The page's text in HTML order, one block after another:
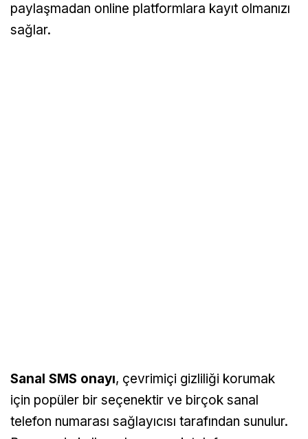
paylaşmadan online platformlara kayıt olmanızı
sağlar.
Sanal SMS onayı, çevrimiçi gizliliği korumak
için popüler bir seçenektir ve birçok sanal
telefon numarası sağlayıcısı tarafından sunulur.